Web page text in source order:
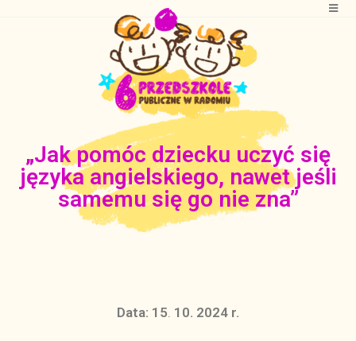
„Jak pomóc dziecku uczyć się
języka angielskiego, nawet jeśli
samemu się go nie zna”
Data: 15. 10. 2024 r.